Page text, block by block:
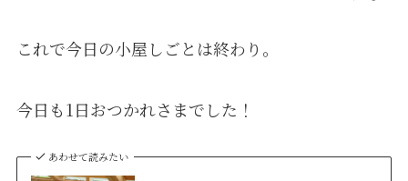
これで今日の小屋しごとは終わり。
今日も1日おつかれさまでした！
あわせて読みたい